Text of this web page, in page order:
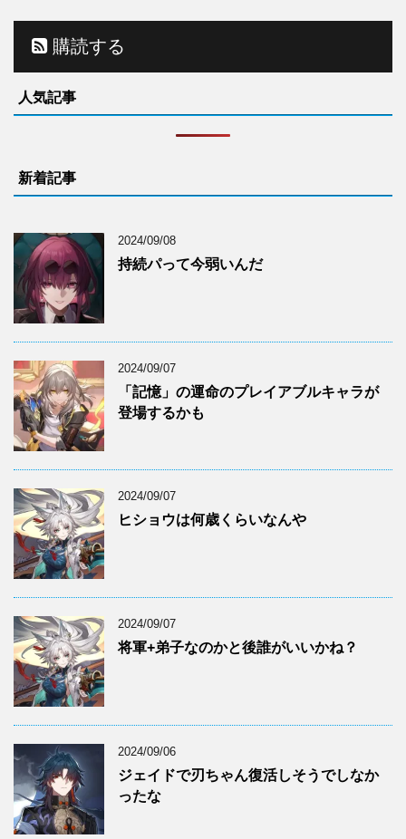
購読する
人気記事
新着記事
2024/09/08
持続パって今弱いんだ
2024/09/07
「記憶」の運命のプレイアブルキャラが
登場するかも
2024/09/07
ヒショウは何歳くらいなんや
2024/09/07
将軍+弟子なのかと後誰がいいかね？
2024/09/06
ジェイドで刃ちゃん復活しそうでしなか
ったな